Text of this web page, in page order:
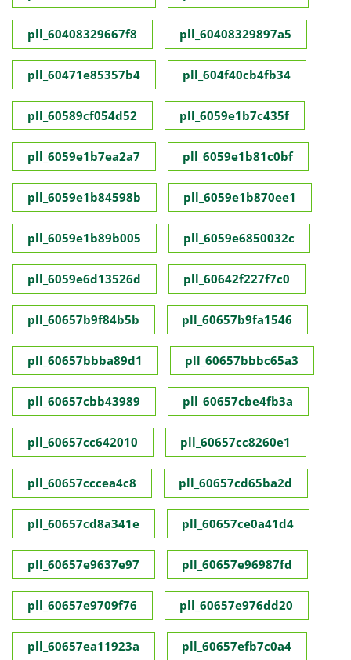
pll_60408329667f8 pll_60408329897a5
pll_60471e85357b4 pll_604f40cb4fb34
pll_60589cf054d52 pll_6059e1b7c435f
pll_6059e1b7ea2a7 pll_6059e1b81c0bf
pll_6059e1b84598b pll_6059e1b870ee1
pll_6059e1b89b005 pll_6059e6850032c
pll_6059e6d13526d pll_60642f227f7c0
pll_60657b9f84b5b pll_60657b9fa1546
pll_60657bbba89d1 pll_60657bbbc65a3
pll_60657cbb43989 pll_60657cbe4fb3a
pll_60657cc642010 pll_60657cc8260e1
pll_60657cccea4c8 pll_60657cd65ba2d
pll_60657cd8a341e pll_60657ce0a41d4
pll_60657e9637e97 pll_60657e96987fd
pll_60657e9709f76 pll_60657e976dd20
pll_60657ea11923a pll_60657efb7c0a4